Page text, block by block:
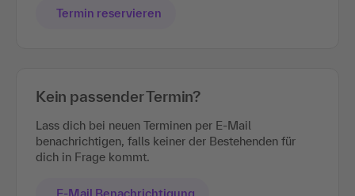
Termin reservieren
Kein passender Termin?
Lass dich bei neuen Terminen per E-Mail
benachrichtigen, falls keiner der Bestehenden für
dich in Frage kommt.
E-Mail Benachrichtigung